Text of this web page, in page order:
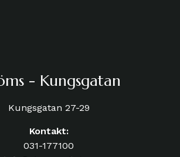
- Kungsgatan
Kungsgatan 27-29
Kontakt:
031-177100